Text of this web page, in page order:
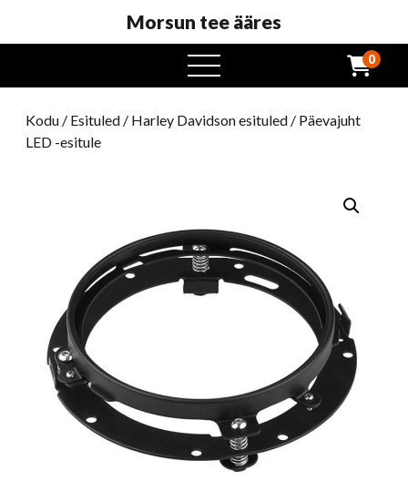
Morsun tee ääres
avatud
menüü
0
Kodu / Esituled / Harley Davidson esituled / Päevajuht
LED -esitule